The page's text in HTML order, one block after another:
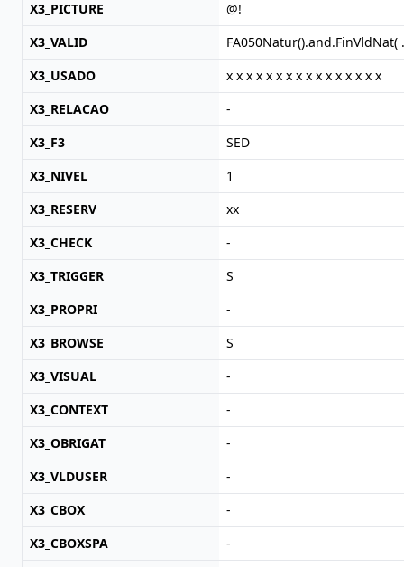
X3_PICTURE
@!
X3_VALID
FA050Natur().and.FinVldNat(
X3_USADO
x x x x x x x x x x x x x x x x
X3_RELACAO
-
X3_F3
SED
X3_NIVEL
1
X3_RESERV
xx
X3_CHECK
-
X3_TRIGGER
S
X3_PROPRI
-
X3_BROWSE
S
X3_VISUAL
-
X3_CONTEXT
-
X3_OBRIGAT
-
X3_VLDUSER
-
X3_CBOX
-
X3_CBOXSPA
-